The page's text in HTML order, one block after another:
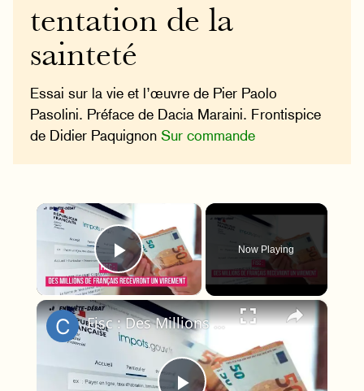
tentation de la
sainteté
Essai sur la vie et l’œuvre de Pier Paolo
Pasolini. Préface de Dacia Maraini. Frontispice
de Didier PaquignonSur commande
×
Play Video
Now Playing
×
Fisc : Des Millions de Français Recevront un Virement